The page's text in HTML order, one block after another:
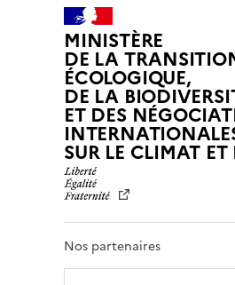
MINISTÈRE
DE LA
ÉCOLOGIQUE,
DE LA
ET DES
SUR LE CLIMAT
Nos partenaires